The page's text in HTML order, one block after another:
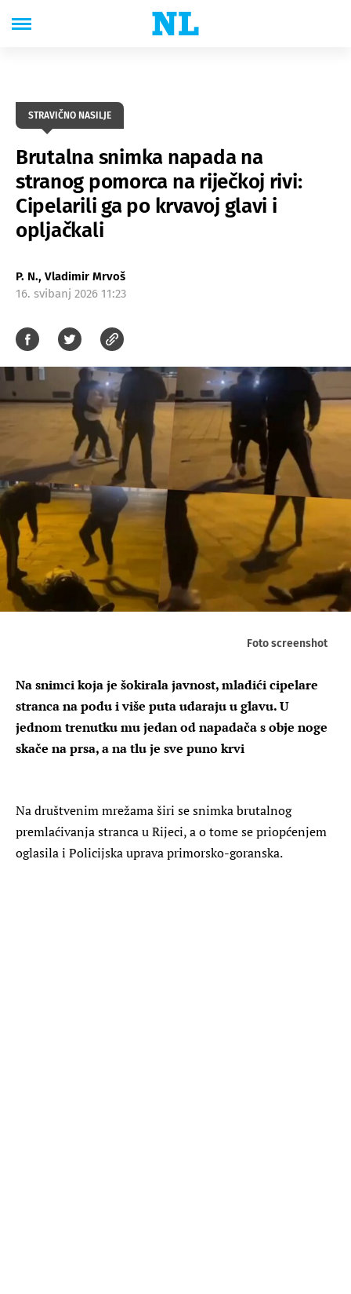
STRAVIČNO NASILJE
Brutalna snimka napada na
stranog pomorca na riječkoj rivi:
Cipelarili ga po krvavoj glavi i
opljačkali
P. N., Vladimir Mrvoš
16. svibanj 2026 11:23
Foto screenshot
Na snimci koja je šokirala javnost, mladići cipelare
stranca na podu i više puta udaraju u glavu. U
jednom trenutku mu jedan od napadača s obje noge
skače na prsa, a na tlu je sve puno krvi
Na društvenim mrežama širi se snimka brutalnog
premlaćivanja stranca u Rijeci, a o tome se priopćenjem
oglasila i Policijska uprava primorsko-goranska.